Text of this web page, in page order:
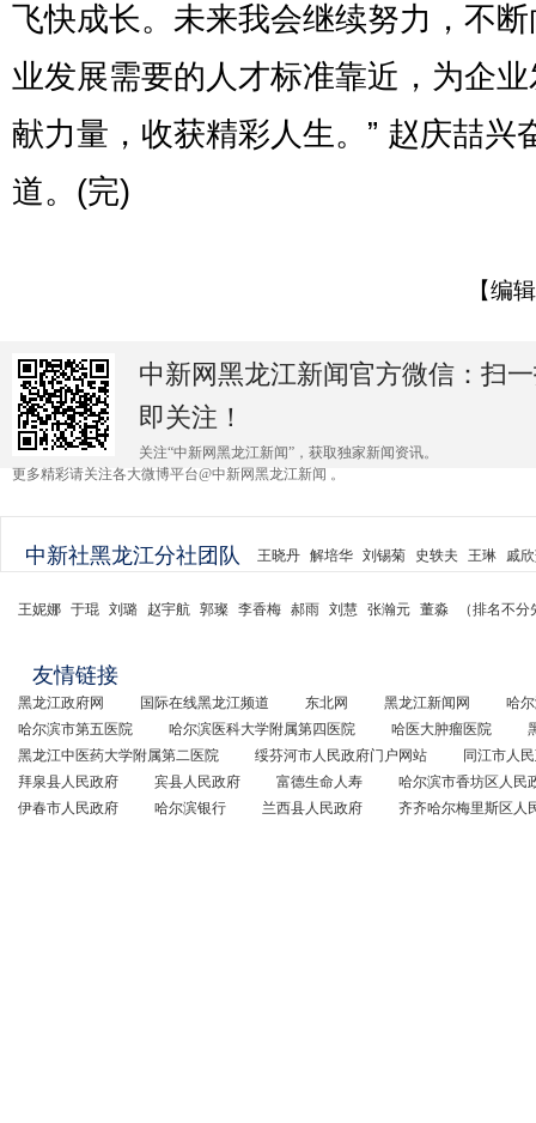
飞快成长。未来我会继续努力，不
业发展需要的人才标准靠近，为企
献力量，收获精彩人生。” 赵庆喆兴
道。(完)
【编
中新网黑龙江新闻官方微信：扫
即关注！
关注“中新网黑龙江新闻”，获取独家新闻资讯。
更多精彩请关注各大微博平台@中新网黑龙江新闻 。
中新社黑龙江分社团队 王晓丹 解培华 刘锡菊 史轶夫 王琳 戚
王妮娜 于琨 刘璐 赵宇航 郭璨 李香梅 郝雨 刘慧 张瀚元 董淼 （排名不
友情链接
黑龙江政府网 国际在线黑龙江频道 东北网 黑龙江新闻网
哈
哈尔滨市第五医院
哈尔滨医科大学附属第四医院 哈医大肿瘤医院
黑龙江中医药大学附属第二医院
绥芬河市人民政府门户网站
同江市人
拜泉县人民政府
宾县人民政府 富德生命人寿
哈尔滨市香坊区人民
伊春市人民政府
哈尔滨银行 兰西县人民政府 齐齐哈尔梅里斯区人